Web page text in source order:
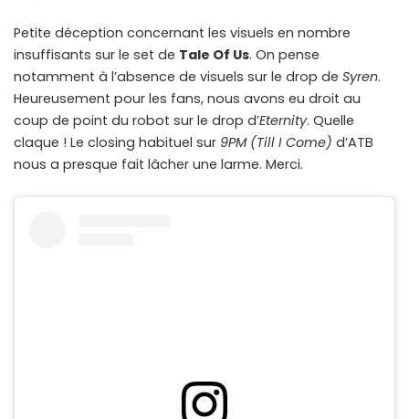
Petite déception concernant les visuels en nombre
insuffisants sur le set de Tale Of Us. On pense
notamment à l’absence de visuels sur le drop de Syren.
Heureusement pour les fans, nous avons eu droit au
coup de point du robot sur le drop d’Eternity. Quelle
claque ! Le closing habituel sur 9PM (Till I Come) d’ATB
nous a presque fait lâcher une larme. Merci.